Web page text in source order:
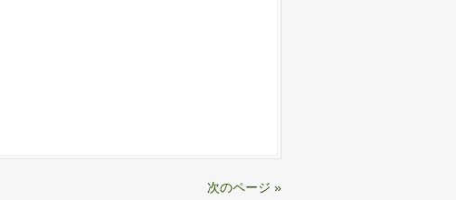
次のページ »